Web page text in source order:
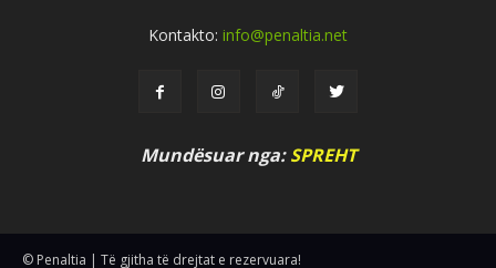
Kontakto: info@penaltia.net
Mundësuar nga:SPREHT
© Penaltia | Të gjitha të drejtat e rezervuara!